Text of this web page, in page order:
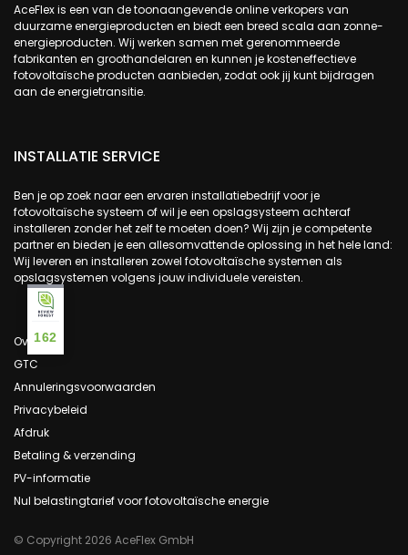
AceFlex is een van de toonaangevende online verkopers van
duurzame energieproducten en biedt een breed scala aan zonne-
energieproducten. Wij werken samen met gerenommeerde
fabrikanten en groothandelaren en kunnen je kosteneffectieve
fotovoltaïsche producten aanbieden, zodat ook jij kunt bijdragen
aan de energietransitie.
INSTALLATIE SERVICE
Ben je op zoek naar een ervaren installatiebedrijf voor je
fotovoltaïsche systeem of wil je een opslagsysteem achteraf
installeren zonder het zelf te moeten doen? Wij zijn je competente
partner en bieden je een allesomvattende oplossing in het hele land:
Wij leveren en installeren zowel fotovoltaïsche systemen als
opslagsystemen volgens jouw individuele vereisten.
Over ons
GTC
Annuleringsvoorwaarden
Privacybeleid
Afdruk
Betaling & verzending
PV-informatie
Nul belastingtarief voor fotovoltaïsche energie
© Copyright 2026 AceFlex GmbH
162